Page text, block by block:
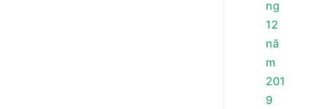
ng
12
nă
m
201
9